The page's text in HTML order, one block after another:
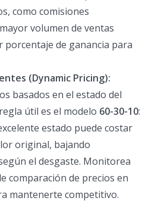
como comisiones
volumen de ventas
porcentaje de ganancia para
(Dynamic Pricing):
basados en el estado del
útil es el modelo 60-30-10:
estado puede costar
original, bajando
el desgaste. Monitorea
comparación de precios en
mantenerte competitivo.